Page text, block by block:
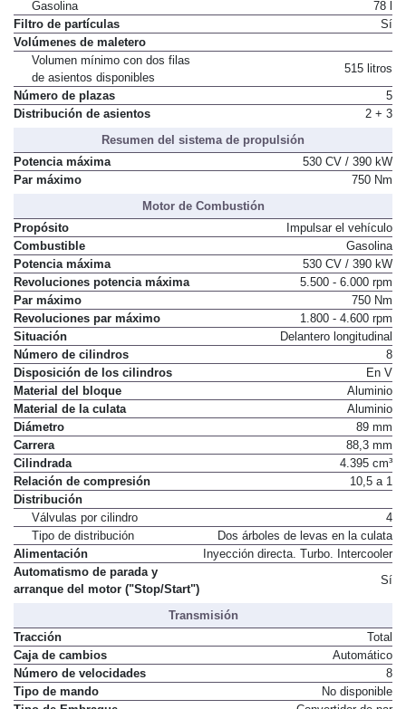
Depósito de combustible
Gasolina
78 l
Filtro de partículas
Volúmenes de maletero
Volumen mínimo con dos filas
de asientos disponibles
515 litros
Número de plazas
5
Resumen del sistema de propulsión
Potencia máxima
530 CV / 390 kW
Motor de Combustión
Propósito
Impulsar el vehículo
Combustible
Gasolina
Potencia máxima
530 CV / 390 kW
Revoluciones potencia máxima
5.500 - 6.000 rpm
Par máximo
750 Nm
Revoluciones par máximo
1.800 - 4.600 rpm
Situación
Delantero longitudinal
Número de cilindros
8
Disposición de los cilindros
En V
Material del bloque
Aluminio
Material de la culata
Aluminio
Diámetro
89 mm
Carrera
88,3 mm
Cilindrada
4.395 cm³
Relación de compresión
Distribución
Válvulas por cilindro
4
Tipo de distribución
Dos árboles de levas en la culata
Alimentación
Automatismo de parada y
Transmisión
Tracción
Total
Caja de cambios
Automático
Número de velocidades
8
Tipo de mando
No disponible